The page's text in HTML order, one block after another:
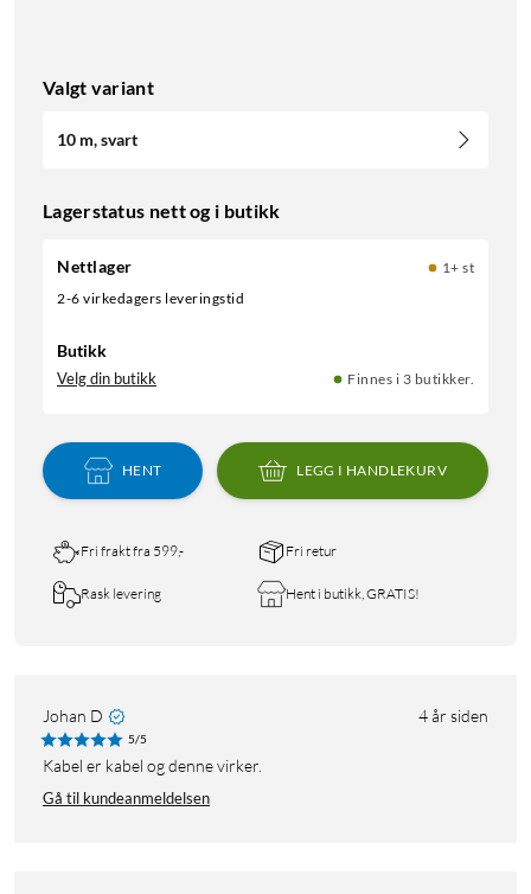
Valgt variant
10 m, svart
Lagerstatus nett og i butikk
Nettlager
1+ st
2-6 virkedagers leveringstid
Butikk
Velg din butikk Finnes i 3 butikker.
HENT LEGG I HANDLEKURV
Fri frakt fra 599,- Fri retur
Rask levering Hent i butikk, GRATIS!
Johan D 4 år siden
5/5
Kabel er kabel og denne virker.
Gå til kundeanmeldelsen